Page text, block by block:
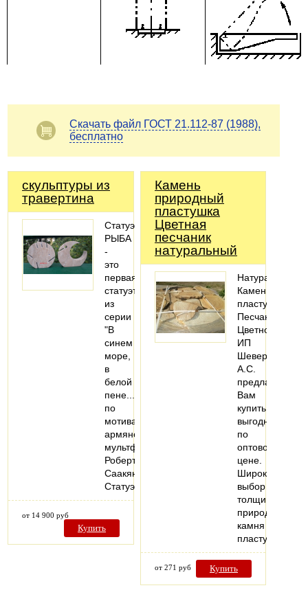
Скачать файл ГОСТ 21.112-87 (1988),
бесплатно
скульптуры из
травертина
Статуэтка
РЫБА
-
это
первая
статуэтка
из
серии
"В
синем
море,
в
белой
пене..."
по
мотивам
армянского
мультфильма
Роберта
Саакянца.
Статуэтка…
от 14 900 руб
Купить
Камень
природный
пластушка
Цветная
песчаник
натуральный
Натуральный
Камень
пластушка
Песчаник
Цветной
ИП
Шеверев
А.С.
предлагает
Вам
купить
выгодно
по
оптовой
цене.
Широкий
выбор
толщины
природного
камня
пластушки…
от 271 руб Купить